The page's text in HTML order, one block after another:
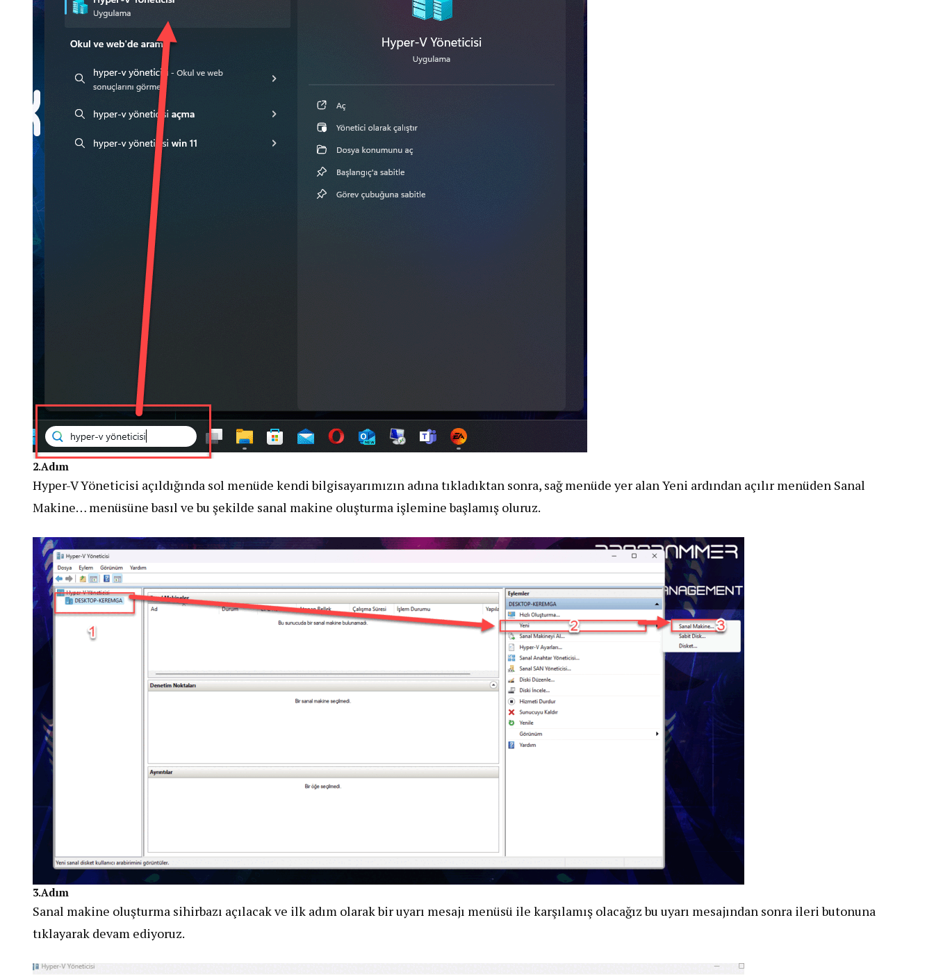
2.Adım
Hyper-V Yöneticisi açıldığında sol menüde kendi bilgisayarımızın adına tıkladıktan sonra, sağ menüde yer alan Yeni ardından açılır menüden Sanal
Makine… menüsüne basıl ve bu şekilde sanal makine oluşturma işlemine başlamış oluruz.
3.Adım
Sanal makine oluşturma sihirbazı açılacak ve ilk adım olarak bir uyarı mesajı menüsü ile karşılamış olacağız bu uyarı mesajından sonra ileri butonuna
tıklayarak devam ediyoruz.